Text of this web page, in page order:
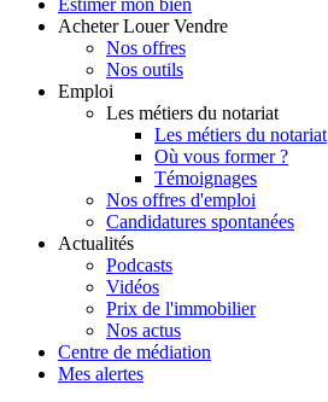
Acheter Louer Vendre
Nos offres
Nos outils
Emploi
Les métiers du notariat
Les métiers du notariat
Où vous former ?
Témoignages
Nos offres d'emploi
Candidatures spontanées
Actualités
Podcasts
Vidéos
Prix de l'immobilier
Nos actus
Centre de médiation
Mes alertes